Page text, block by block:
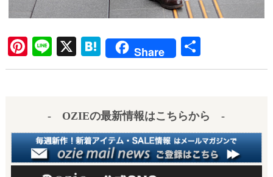
Pi
nt
Li
ne
X
H
at
a
Share
有
- OZIEの最新情報はこちらから -